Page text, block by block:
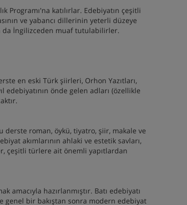
Programı'na katılırlar. Edebiyatın çeşitli
ve yabancı dillerinin yeterli düzeye
da İngilizceden muaf tutulabilirler.
en eski Türk şiirleri, Orhon Yazıtları,
edebiyatının önde gelen adları (özellikle
roman, öykü, tiyatro, şiir, makale ve
akımlarının ahlaki ve estetik savları,
çeşitli türlere ait önemli yapıtlardan
amacıyla hazırlanmıştır. Batı edebiyatı
genel bir bakıştan sonra modern edebiyat